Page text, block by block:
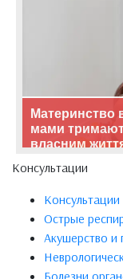
Материнство
мами
власним
Консультации
Острые
Акушерство и